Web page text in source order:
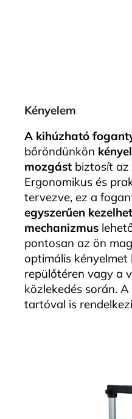
Kényelem
A kihúzható
bőröndünkön
mozgást biztosít az
Ergonomikus és
tervezve, ez a
egyszerűen
mechanizmus
pontosan az ön
optimális
repülőtéren vagy a
közlekedés során.
tartóval is